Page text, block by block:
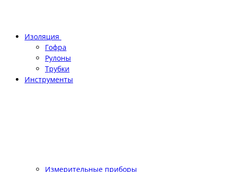
Изоляция
Гофра
Рулоны
Трубки
Инструменты
Измерительные приборы